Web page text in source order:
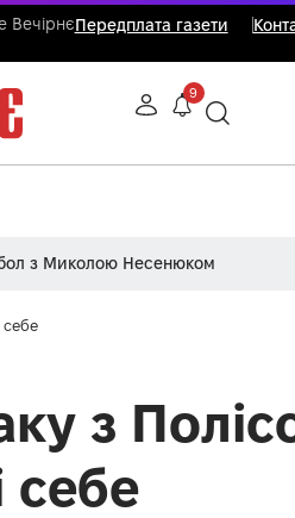
ВечірнєПередплата газети
9
з Миколою Несенюком
себе
з
себе